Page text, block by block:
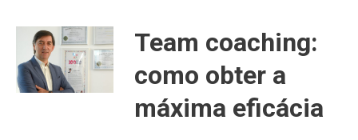
Team coaching:
como obter a
máxima eficácia